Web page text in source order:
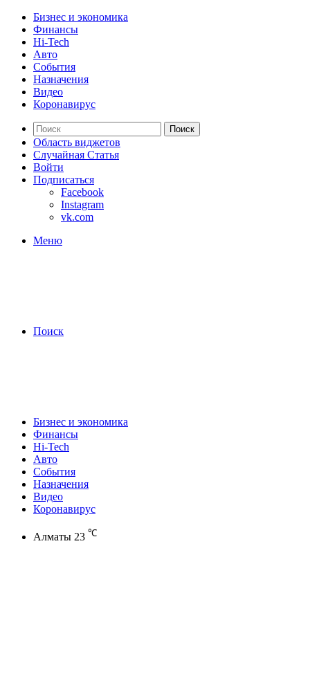
Бизнес и экономика
Финансы
Hi-Tech
Авто
События
Назначения
Видео
Коронавирус
Поиск
Область виджетов
Случайная Статья
Войти
Подписаться
Facebook
Instagram
vk.com
Меню
Поиск
Бизнес и экономика
Финансы
Hi-Tech
Авто
События
Назначения
Видео
Коронавирус
Алматы 23 ℃